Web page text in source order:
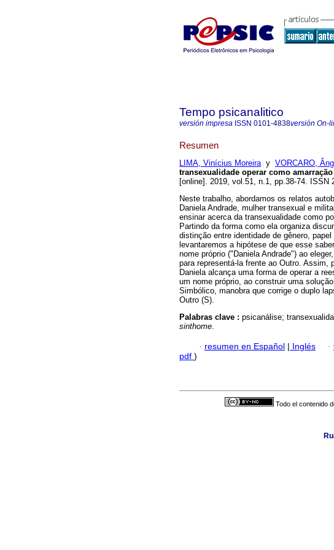
Tempo psicanalitico
versión impresa ISSN 0101-4838versión On-
Resumen
LIMA, Vinícius Moreiray VORCARO,
transexualidade operar como
[online]. 2019, vol.51, n.1, pp.38-74. ISSN
Neste trabalho, abordamos os relatos
Daniela Andrade, mulher transexual e
ensinar acerca da transexualidade como
Partindo da forma como ela organiza
distinção entre identidade de gênero,
levantaremos a hipótese de que esse
nome próprio ("Daniela Andrade") ao
para representá-la frente ao Outro. Assim,
Daniela alcança uma forma de operar a
um nome próprio, ao construir uma
Simbólico, manobra que corrige o duplo
Outro (S).
Palabras clave : psicanálise;
sinthome.
· resumen en Español | Inglés ·
pdf )
Todo el contenido